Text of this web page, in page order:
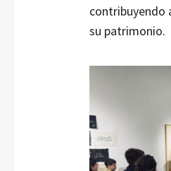
contribuyendo
su patrimonio.